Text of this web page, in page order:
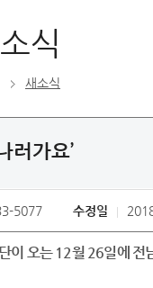
식
새소식
러가요’
5077 수정일
오는 12월 26일에 전